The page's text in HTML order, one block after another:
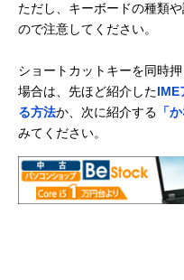
ただし、キーボードの種類
ので注意してください。
ショートカットキーを同時
場合は、先ほど紹介したIME
る方法か、次に紹介する 「
みてください。